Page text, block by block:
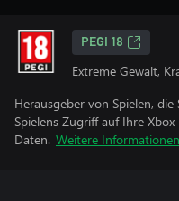
PEGI 18
Extreme Gewalt,
Herausgeber von Spielen,
Spielens Zugriff auf Ihre
Daten. Weitere Informationen